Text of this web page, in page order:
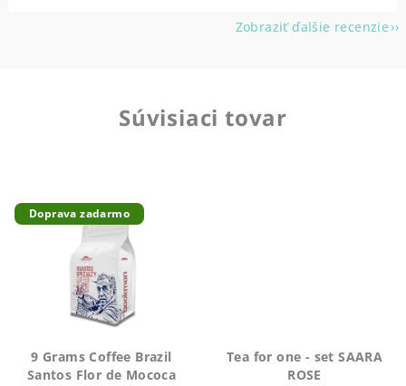
Zobraziť ďalšie recenzie
Súvisiaci tovar
Doprava zadarmo
9 Grams Coffee Brazil
Santos Flor de Mococa
Tea for one - set SAARA
ROSE